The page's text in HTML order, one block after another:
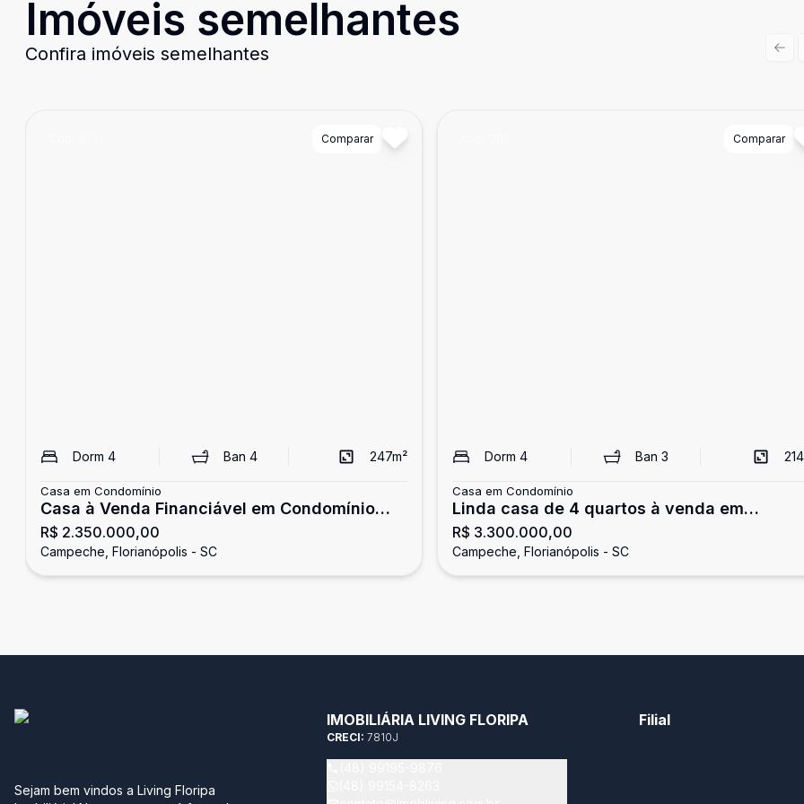
Imóveis semelhantes
Confira imóveis semelhantes
Comparar
Dorm 4 Ban 4 247m²
Casa em Condomínio
Casa à Venda Financiável em Condomínio
Fechado no Campeche - Florianópolis SC
R$ 2.350.000,00
Campeche, Florianópolis - SC
Comparar
Dorm 4 Ban 3 214
Casa em Condomínio
Linda casa de 4 quartos à venda em
condomínio fechado no Campeche -
Florianópolis SC
R$ 3.300.000,00
Campeche, Florianópolis - SC
Sejam bem vindos a Living Floripa
IMOBILIÁRIA LIVING FLORIPA
CRECI: 7810J
Filial